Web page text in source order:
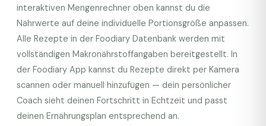
interaktiven Mengenrechner oben kannst du die
Nährwerte auf deine individuelle Portionsgröße anpassen.
Alle Rezepte in der Foodiary Datenbank werden mit
vollständigen Makronährstoffangaben bereitgestellt. In
der Foodiary App kannst du Rezepte direkt per Kamera
scannen oder manuell hinzufügen — dein persönlicher
Coach sieht deinen Fortschritt in Echtzeit und passt
deinen Ernährungsplan entsprechend an.